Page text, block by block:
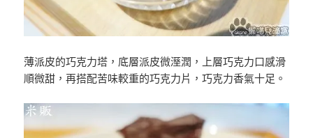
薄派皮的巧克力塔，底層派皮微溼潤，上層巧克力口感滑
順微甜，再搭配苦味較重的巧克力片，巧克力香氣十足。